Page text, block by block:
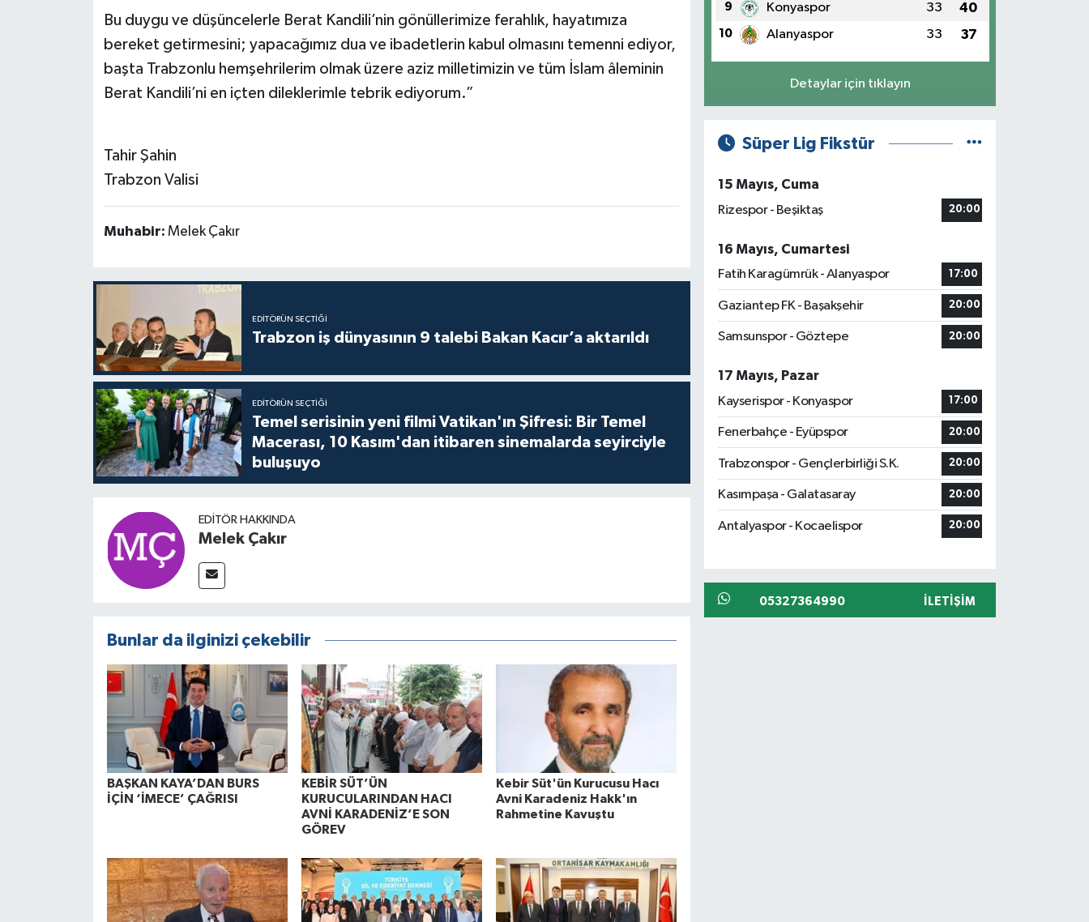
Bu duygu ve düşüncelerle Berat Kandili’nin gönüllerimize ferahlık, hayatımıza
bereket getirmesini; yapacağımız dua ve ibadetlerin kabul olmasını temenni ediyor,
başta Trabzonlu hemşehrilerim olmak üzere aziz milletimizin ve tüm İslam âleminin
Berat Kandili’ni en içten dileklerimle tebrik ediyorum.”
Tahir Şahin
Trabzon Valisi
Muhabir: Melek Çakır
EDITÖRÜN SEÇTIĞI
Trabzon iş dünyasının 9 talebi Bakan Kacır’a aktarıldı
EDITÖRÜN SEÇTIĞI
Temel serisinin yeni filmi Vatikan'ın Şifresi: Bir Temel
Macerası, 10 Kasım'dan itibaren sinemalarda seyirciyle
buluşuyo
EDITÖR HAKKINDA
Melek Çakır
Bunlar da ilginizi çekebilir
BAŞKAN KAYA’DAN BURS
İÇİN ‘İMECE’ ÇAĞRISI
KEBİR SÜT’ÜN
KURUCULARINDAN HACI
AVNİ KARADENİZ’E SON
GÖREV
Kebir Süt'ün Kurucusu Hacı
Avni Karadeniz Hakk'ın
Rahmetine Kavuştu
9 Konyaspor 33 40
10 Alanyaspor 33 37
Detaylar için tıklayın
Süper Lig Fikstür
15 Mayıs, Cuma
Rizespor - Beşiktaş
20:00
16 Mayıs, Cumartesi
Fatih Karagümrük - Alanyaspor
17:00
Gaziantep FK - Başakşehir 20:00
Samsunspor - Göztepe 20:00
17 Mayıs, Pazar
Kayserispor - Konyaspor
17:00
Fenerbahçe - Eyüpspor 20:00
Trabzonspor - Gençlerbirliği S.K. 20:00
Kasımpaşa - Galatasaray 20:00
Antalyaspor - Kocaelispor 20:00
05327364990 İLETIŞIM